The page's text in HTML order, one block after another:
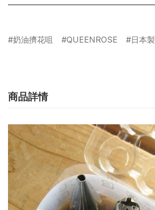
奶油擠花咀 QUEENROSE 日本製
商品詳情